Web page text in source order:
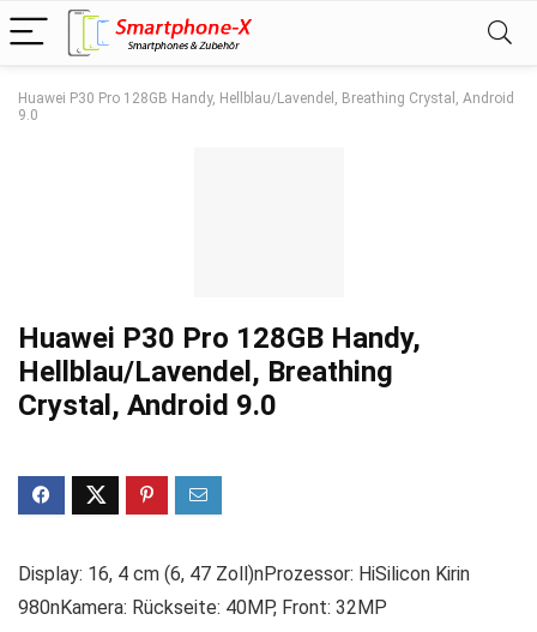
Huawei P30 Pro 128GB Handy, Hellblau/Lavendel, Breathing Crystal, Android
9.0
Huawei P30 Pro 128GB Handy,
Hellblau/Lavendel, Breathing
Crystal, Android 9.0
Display: 16, 4 cm (6, 47 Zoll)nProzessor: HiSilicon Kirin
980nKamera: Rückseite: 40MP, Front: 32MP